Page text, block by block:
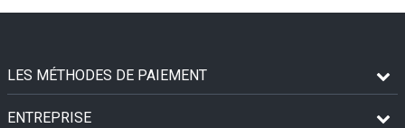
LES MÉTHODES DE PAIEMENT
ENTREPRISE